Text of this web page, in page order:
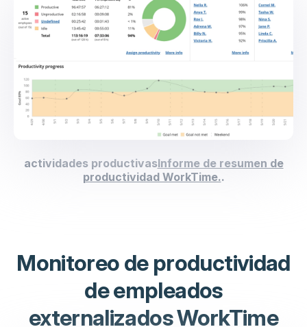
actividades productivasInforme de resumen de
productividad WorkTime..
Monitoreo de productividad
de empleados
externalizados WorkTime